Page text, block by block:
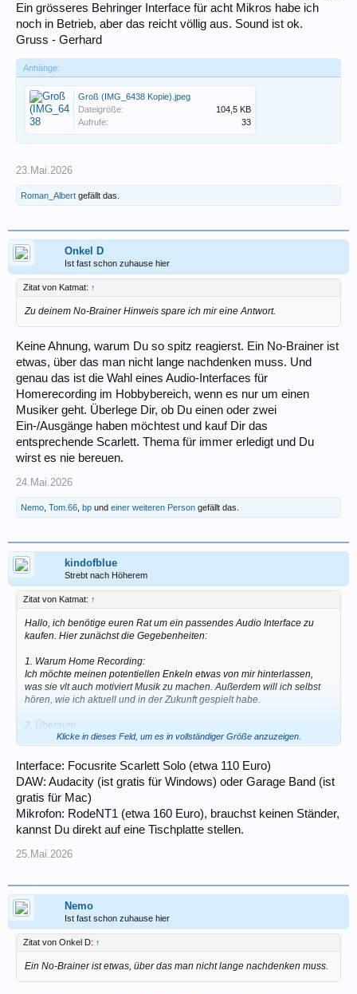
Ein grösseres Behringer Interface für acht Mikros habe ich
noch in Betrieb, aber das reicht völlig aus. Sound ist ok.
Gruss - Gerhard
Anhänge:
Groß (IMG_6438 Kopie).jpeg
Dateigröße:
104,5 KB
Aufrufe:
33
23.Mai.2026
Roman_Albert gefällt das.
Onkel D
Ist fast schon zuhause hier
Zitat von Katmat: ↑
Zu deinem No-Brainer Hinweis spare ich mir eine Antwort.
Keine Ahnung, warum Du so spitz reagierst. Ein No-Brainer ist
etwas, über das man nicht lange nachdenken muss. Und
genau das ist die Wahl eines Audio-Interfaces für
Homerecording im Hobbybereich, wenn es nur um einen
Musiker geht. Überlege Dir, ob Du einen oder zwei
Ein-/Ausgänge haben möchtest und kauf Dir das
entsprechende Scarlett. Thema für immer erledigt und Du
wirst es nie bereuen.
24.Mai.2026
Nemo Tom.66 bp und einer weiteren Person gefällt das.
kindofblue
Strebt nach Höherem
Zitat von Katmat: ↑
Hallo, ich benötige euren Rat um ein passendes Audio Interface zu
kaufen. Hier zunächst die Gegebenheiten:
1. Warum Home Recording:
Ich möchte meinen potentiellen Enkeln etwas von mir hinterlassen,
was sie vlt auch motiviert Musik zu machen. Außerdem will ich selbst
hören, wie ich aktuell und in der Zukunft gespielt habe.
2. Überaum
Mein Überaum ist aus akustischer Sicht eine 4 ; Änderungen am Raum
möglich.
3. Bisherige Recherchen Mikrofon / Audio Interface / DAW
Ich habe in den vergangenen Tagen (oder schon Wochen) das Forum
durchforstet und einiges inzwischen verstanden (glaube ich).
Mein Budget (welches ich in den kommenden Monaten weiter anspare;
eurer Meinung "gar nicht geht", dann schreibt das bitte und schlagt mir
bitte eine Alternativer vor.
4. Warum frage ich euch jetzt wegen eines "passenden Audio
Interface" ?
Weil ich einige Male im Forum gelesen habe, dass zwischen "Qualität
(Preis) des Mikrofons und des Audio Interfaces eine gewisse Relation
Klicke in dieses Feld, um es in vollständiger Größe anzuzeigen.
Interface: Focusrite Scarlett Solo (etwa 110 Euro)
DAW: Audacity (ist gratis für Windows) oder Garage Band (ist
gratis für Mac)
Mikrofon: RodeNT1 (etwa 160 Euro), brauchst keinen Ständer,
kannst Du direkt auf eine Tischplatte stellen.
25.Mai.2026
Nemo
Ist fast schon zuhause hier
Zitat von Onkel D: ↑
Ein No-Brainer ist etwas, über das man nicht lange nachdenken muss.